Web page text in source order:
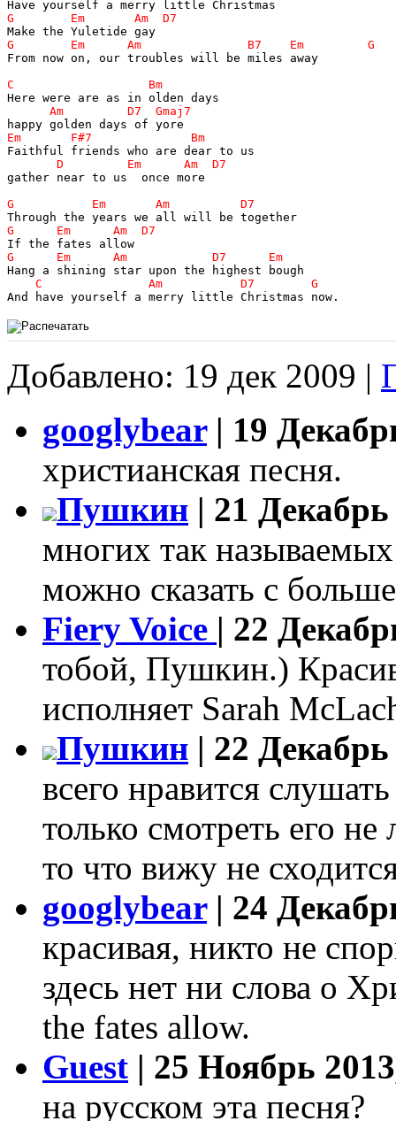
From now on, our troubles will be miles away
gather near to us  once more
Добавлено: 19 дек 2009 |
googlybear| 19
христианская песня.
Пушкин | 21
многих так
можно сказать с
Fiery Voice | 22
тобой, Пушкин.)
исполняет Sarah
Пушкин | 22
всего нравится
только смотреть его
то что вижу не
googlybear| 24
красивая, никто не
здесь нет ни слова о
the fates allow.
Guest | 25 Ноябрь
на русском эта песня?